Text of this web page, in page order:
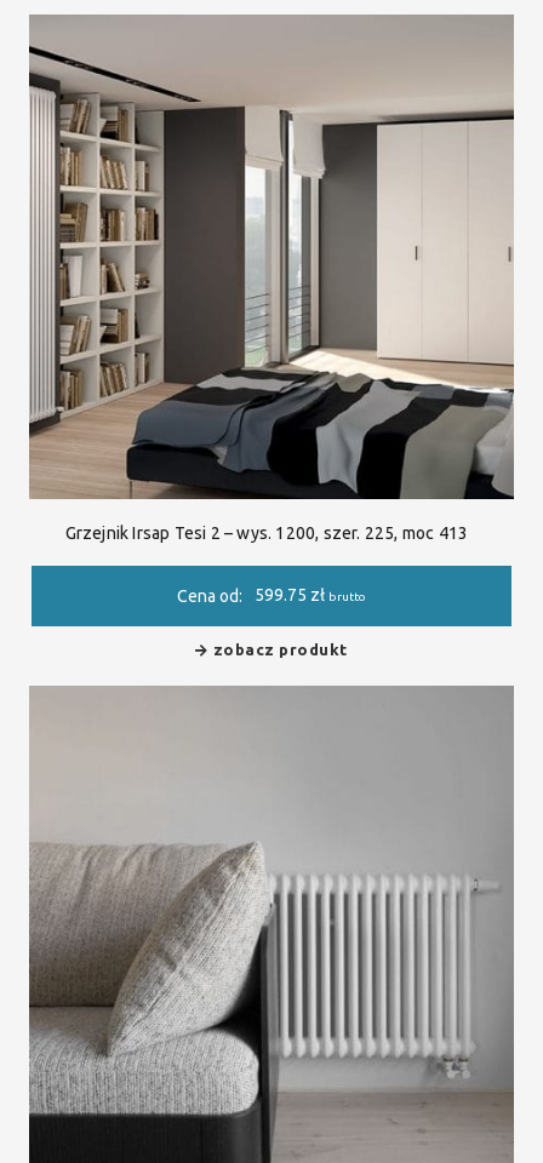
Grzejnik Irsap Tesi 2 – wys. 1200, szer. 225, moc 413
Cena od: 599.75 zł brutto
zobacz produkt